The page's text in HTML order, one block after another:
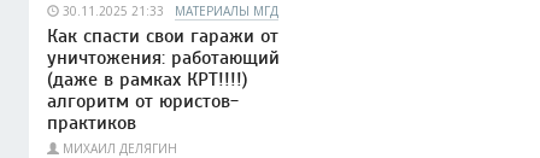
30.11.2025 21:33 МАТЕРИАЛЫ МГД
Как спасти свои гаражи от
уничтожения: работающий
(даже в рамках КРТ!!!!)
алгоритм от юристов-
практиков
МИХАИЛ ДЕЛЯГИН